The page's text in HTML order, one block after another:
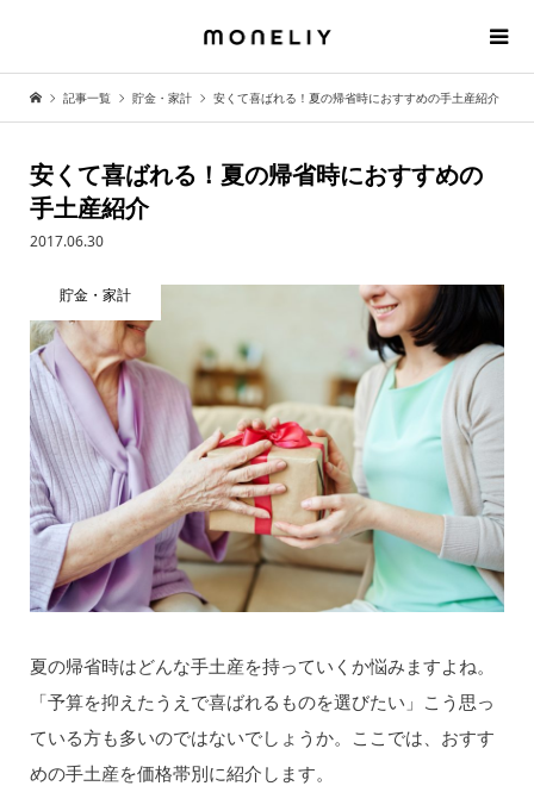
記事一覧 貯金・家計 安くて喜ばれる！夏の帰省時におすすめの手土産紹介
安くて喜ばれる！夏の帰省時におすすめの
手土産紹介
2017.06.30
貯金・家計
夏の帰省時はどんな手土産を持っていくか悩みますよね。
「予算を抑えたうえで喜ばれるものを選びたい」こう思っ
ている方も多いのではないでしょうか。ここでは、おすす
めの手土産を価格帯別に紹介します。